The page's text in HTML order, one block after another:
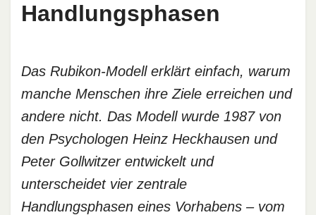
Handlungsphasen
Das Rubikon-Modell erklärt einfach, warum
manche Menschen ihre Ziele erreichen und
andere nicht. Das Modell wurde 1987 von
den Psychologen Heinz Heckhausen und
Peter Gollwitzer entwickelt und
unterscheidet vier zentrale
Handlungsphasen eines Vorhabens – vom